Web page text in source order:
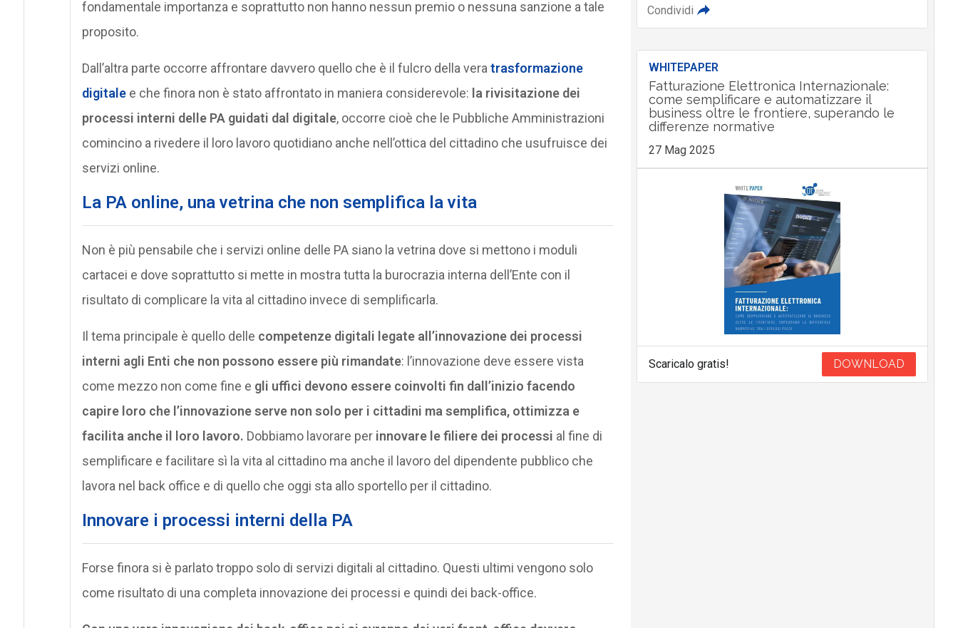
fondamentale importanza e soprattutto non hanno nessun premio o nessuna sanzione a tale
proposito.
Dall’altra parte occorre affrontare davvero quello che è il fulcro della vera trasformazione
digitale e che finora non è stato affrontato in maniera considerevole: la rivisitazione dei
processi interni delle PA guidati dal digitale, occorre cioè che le Pubbliche Amministrazioni
comincino a rivedere il loro lavoro quotidiano anche nell’ottica del cittadino che usufruisce dei
servizi online.
La PA online, una vetrina che non semplifica la vita
Non è più pensabile che i servizi online delle PA siano la vetrina dove si mettono i moduli
cartacei e dove soprattutto si mette in mostra tutta la burocrazia interna dell’Ente con il
risultato di complicare la vita al cittadino invece di semplificarla.
Il tema principale è quello delle competenze digitali legate all’innovazione dei processi
interni agli Enti che non possono essere più rimandate: l’innovazione deve essere vista
come mezzo non come fine e gli uffici devono essere coinvolti fin dall’inizio facendo
capire loro che l’innovazione serve non solo per i cittadini ma semplifica, ottimizza e
facilita anche il loro lavoro. Dobbiamo lavorare per innovare le filiere dei processi al fine di
semplificare e facilitare sì la vita al cittadino ma anche il lavoro del dipendente pubblico che
lavora nel back office e di quello che oggi sta allo sportello per il cittadino.
Innovare i processi interni della PA
Forse finora si è parlato troppo solo di servizi digitali al cittadino. Questi ultimi vengono solo
come risultato di una completa innovazione dei processi e quindi dei back-office.
Condividi
WHITEPAPER
Fatturazione Elettronica Internazionale:
come semplificare e automatizzare il
business oltre le frontiere, superando le
differenze normative
27 Mag 2025
Scaricalo gratis! DOWNLOAD